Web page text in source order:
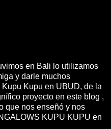
en Bali lo utilizamos
y darle muchos
Kupu en UBUD, de la
proyecto en este blog ,
que nos enseñó y nos
KUPU KUPU en